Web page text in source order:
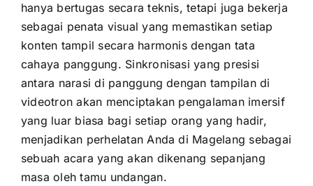
hanya bertugas secara teknis, tetapi juga bekerja
sebagai penata visual yang memastikan setiap
konten tampil secara harmonis dengan tata
cahaya panggung. Sinkronisasi yang presisi
antara narasi di panggung dengan tampilan di
videotron akan menciptakan pengalaman imersif
yang luar biasa bagi setiap orang yang hadir,
menjadikan perhelatan Anda di Magelang sebagai
sebuah acara yang akan dikenang sepanjang
masa oleh tamu undangan.